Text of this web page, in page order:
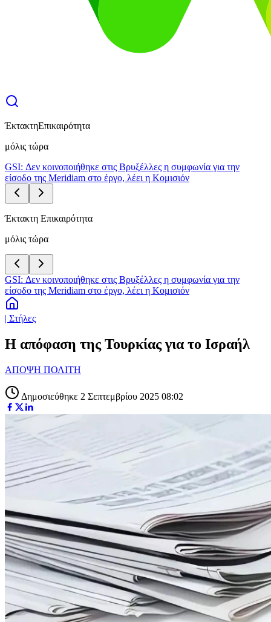
ΈκτακτηΕπικαιρότητα
μόλις τώρα
GSI: Δεν κοινοποιήθηκε στις Βρυξέλλες η συμφωνία για την
είσοδο της Meridiam στο έργο, λέει η Κομισιόν
Έκτακτη Επικαιρότητα
μόλις τώρα
GSI: Δεν κοινοποιήθηκε στις Βρυξέλλες η συμφωνία για την
είσοδο της Meridiam στο έργο, λέει η Κομισιόν
| Στήλες
Η απόφαση της Τουρκίας για το Ισραήλ
ΑΠΟΨΗ ΠΟΛΙΤΗ
Δημοσιεύθηκε 2 Σεπτεμβρίου 2025 08:02